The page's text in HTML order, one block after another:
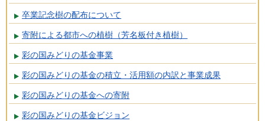
卒業記念樹の配布について
寄附による都市への植樹（芳名板付き植樹）
彩の国みどりの基金事業
彩の国みどりの基金の積立・活用額の内訳と事業成果
彩の国みどりの基金への寄附
彩の国みどりの基金ビジョン